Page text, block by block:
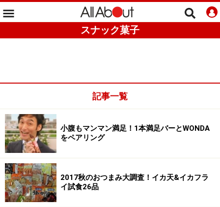
スナック菓子
記事一覧
小腹もマンマン満足！1本満足バーとWONDA
をペアリング
2017秋のおつまみ大調査！イカ天&イカフラ
イ試食26品